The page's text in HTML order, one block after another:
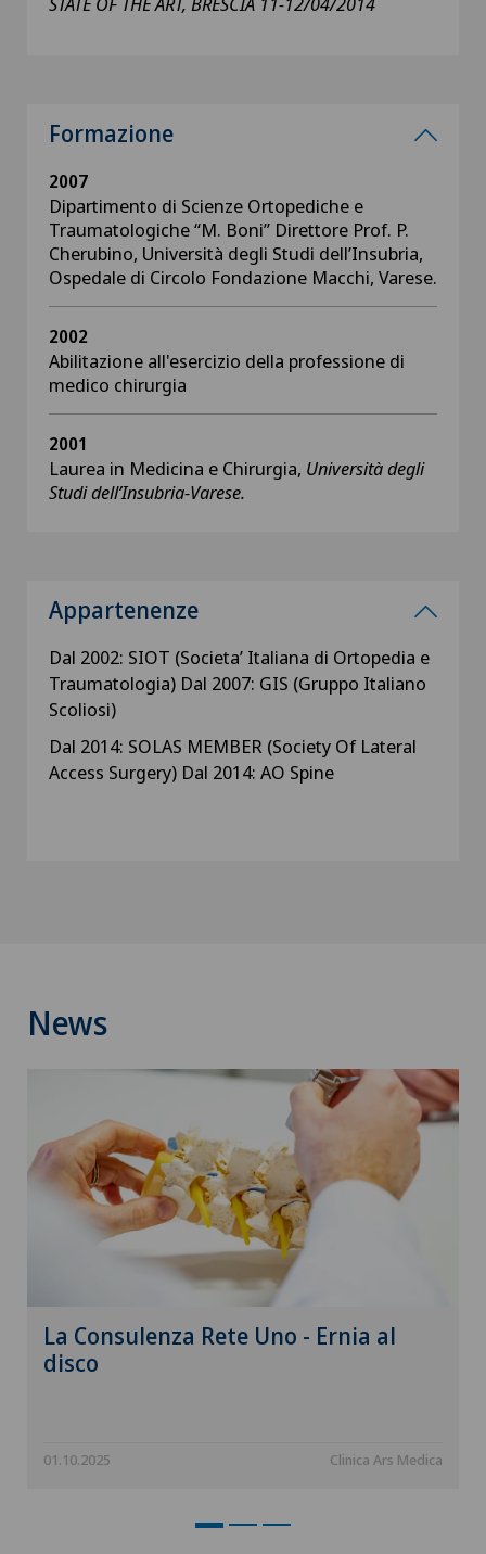
Formazione
2007
Dipartimento di Scienze Ortopediche e
Traumatologiche “M. Boni” Direttore Prof. P.
Cherubino, Università degli Studi dell’Insubria,
Ospedale di Circolo Fondazione Macchi, Varese.
2002
Abilitazione all'esercizio della professione di
medico chirurgia
2001
Laurea in Medicina e Chirurgia, Università degli
Studi dell’Insubria-Varese.
Appartenenze
Dal 2002: SIOT (Societa’ Italiana di Ortopedia e
Traumatologia) Dal 2007: GIS (Gruppo Italiano
Scoliosi)
Dal 2014: SOLAS MEMBER (Society Of Lateral
Access Surgery) Dal 2014: AO Spine
News
La Consulenza Rete Uno - Ernia al
disco
01.10.2025 Clinica Ars Medica